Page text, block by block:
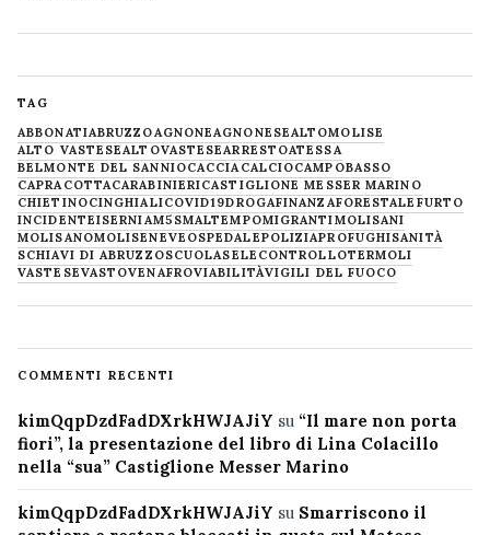
TAG
ABBONATIABRUZZOAGNONEAGNONESEALTOMOLISE
ALTO VASTESEALTOVASTESEARRESTOATESSA
BELMONTE DEL SANNIOCACCIACALCIOCAMPOBASSO
CAPRACOTTACARABINIERICASTIGLIONE MESSER MARINO
CHIETINOCINGHIALICOVID19DROGAFINANZAFORESTALE FURTO
INCIDENTEISERNIAM5SMALTEMPOMIGRANTIMOLISANI
MOLISANOMOLISENEVE OSPEDALEPOLIZIAPROFUGHISANITÀ
SCHIAVI DI ABRUZZOSCUOLASELECONTROLLOTERMOLI
VASTESEVASTOVENAFROVIABILITÀVIGILI DEL FUOCO
COMMENTI RECENTI
kimQqpDzdFadDXrkHWJAJiY su “Il mare non porta
fiori”, la presentazione del libro di Lina Colacillo
nella “sua” Castiglione Messer Marino
kimQqpDzdFadDXrkHWJAJiY su Smarriscono il